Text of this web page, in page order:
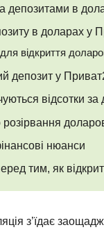
депозитами в
в доларах у
відкриття
депозит у
відсотки
нюанси
тим, як
з’їдає